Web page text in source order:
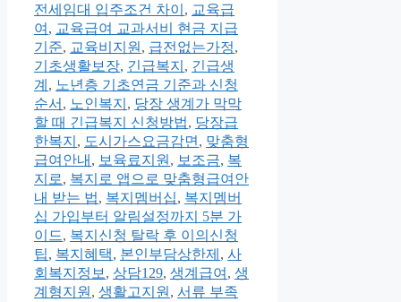
전세임대 입주조건 차이 , 교육급
여 , 교육급여 교과서비 현금 지급
기준, 교육비지원 , 급전없는가정,
기초생활보장, 긴급복지 , 긴급생
계 , 노년층 기초연금 기준과 신청
순서 , 노인복지 , 당장 생계가 막막
할 때 긴급복지 신청방법, 당장급
한복지 , 도시가스요금감면 , 맞춤형
급여안내 , 보육료지원 , 보조금, 복
지로, 복지로 앱으로 맞춤형급여안
내 받는 법, 복지멤버십, 복지멤버
십 가입부터 알림설정까지 5분 가
이드, 복지신청 탈락 후 이의신청
팁, 복지혜택, 본인부담상한제 , 사
회복지정보 , 상담129, 생계급여 , 생
계형지원 , 생활고지원 , 서류 부족